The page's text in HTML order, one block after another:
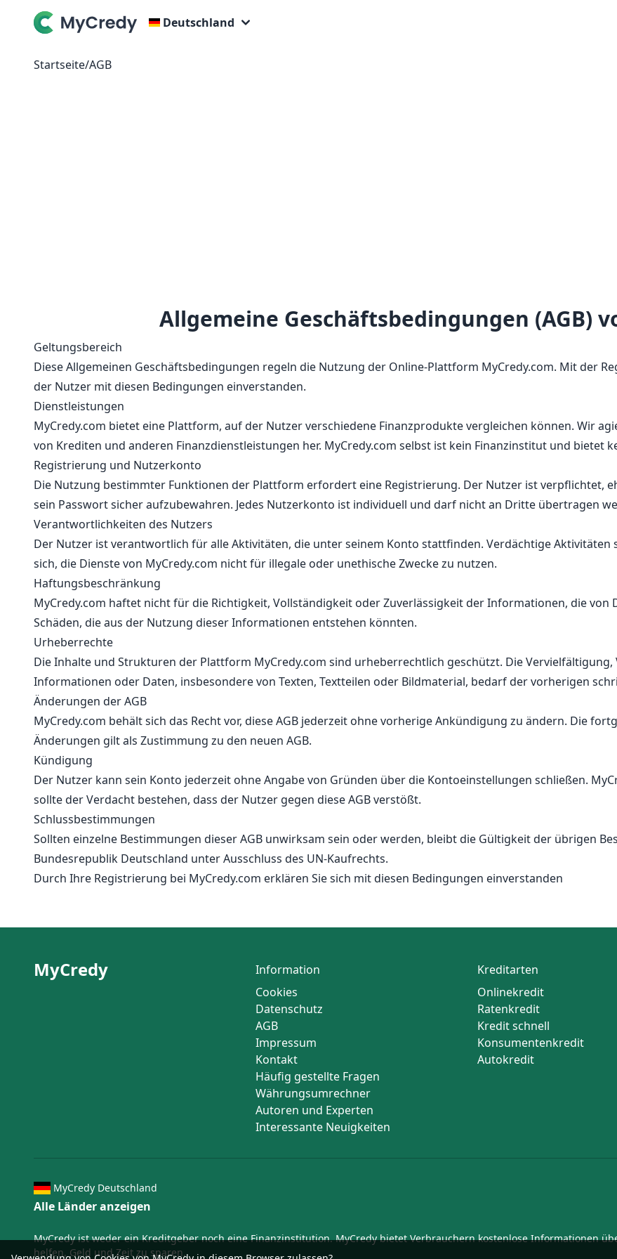
Deutschland
Startseite/AGB
Allgemeine Geschäftsbedingungen (AGB)
Geltungsbereich
Diese Allgemeinen Geschäftsbedingungen regeln die Nutzung der Online-Plattform MyCredy.com. Mit der
der Nutzer mit diesen Bedingungen einverstanden.
Dienstleistungen
MyCredy.com bietet eine Plattform, auf der Nutzer verschiedene Finanzprodukte vergleichen können. Wir
von Krediten und anderen Finanzdienstleistungen her. MyCredy.com selbst ist kein Finanzinstitut und bietet
Registrierung und Nutzerkonto
Die Nutzung bestimmter Funktionen der Plattform erfordert eine Registrierung. Der Nutzer ist verpflichtet,
sein Passwort sicher aufzubewahren. Jedes Nutzerkonto ist individuell und darf nicht an Dritte übertragen
Verantwortlichkeiten des Nutzers
Der Nutzer ist verantwortlich für alle Aktivitäten, die unter seinem Konto stattfinden. Verdächtige
sich, die Dienste von MyCredy.com nicht für illegale oder unethische Zwecke zu nutzen.
Haftungsbeschränkung
MyCredy.com haftet nicht für die Richtigkeit, Vollständigkeit oder Zuverlässigkeit der Informationen, die
Schäden, die aus der Nutzung dieser Informationen entstehen könnten.
Urheberrechte
Die Inhalte und Strukturen der Plattform MyCredy.com sind urheberrechtlich geschützt. Die
Informationen oder Daten, insbesondere von Texten, Textteilen oder Bildmaterial, bedarf der vorherigen
Änderungen der AGB
MyCredy.com behält sich das Recht vor, diese AGB jederzeit ohne vorherige Ankündigung zu ändern. Die
Änderungen gilt als Zustimmung zu den neuen AGB.
Kündigung
Der Nutzer kann sein Konto jederzeit ohne Angabe von Gründen über die Kontoeinstellungen schließen.
sollte der Verdacht bestehen, dass der Nutzer gegen diese AGB verstößt.
Schlussbestimmungen
Sollten einzelne Bestimmungen dieser AGB unwirksam sein oder werden, bleibt die Gültigkeit der übrigen
Bundesrepublik Deutschland unter Ausschluss des UN-Kaufrechts.
Durch Ihre Registrierung bei MyCredy.com erklären Sie sich mit diesen Bedingungen einverstanden
MyCredy
Information
Cookies
Datenschutz
AGB
Impressum
Kontakt
Häufig gestellte Fragen
Währungsumrechner
Autoren und Experten
Interessante Neuigkeiten
Kreditarten
Onlinekredit
Ratenkredit
Kredit schnell
Konsumentenkredit
Autokredit
MyCredy Deutschland
Alle Länder anzeigen
MyCredy ist weder ein Kreditgeber noch eine Finanzinstitution. MyCredy bietet Verbrauchern kostenlose Informationen
helfen, Geld und Zeit zu sparen.